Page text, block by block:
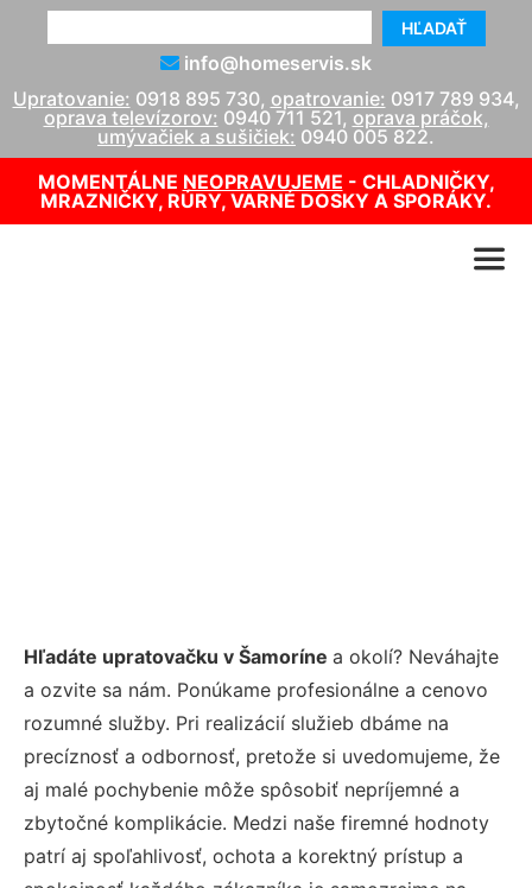
HĽADAŤ
info@homeservis.sk
Upratovanie: 0918 895 730, opatrovanie: 0917 789 934,
oprava televízorov: 0940 711 521, oprava práčok,
umývačiek a sušičiek: 0940 005 822.
MOMENTÁLNE NEOPRAVUJEME - CHLADNIČKY,
MRAZNIČKY, RÚRY, VARNÉ DOSKY A SPORÁKY.
Hľadáte upratovačku v Šamoríne a okolí? Neváhajte
a ozvite sa nám. Ponúkame profesionálne a cenovo
rozumné služby. Pri realizácií služieb dbáme na
precíznosť a odbornosť, pretože si uvedomujeme, že
aj malé pochybenie môže spôsobiť nepríjemné a
zbytočné komplikácie. Medzi naše firemné hodnoty
patrí aj spoľahlivosť, ochota a korektný prístup a